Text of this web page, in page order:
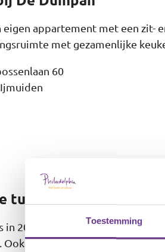
Toestemming
eigen appartement met een zit-
met gezamenlijke
60
tuin met een kas
in 2023 gerenoveerd. Toen zijn
Ook hebben we een heerlijke